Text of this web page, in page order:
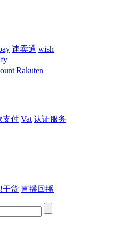
速卖通 wish
Rakuten
支付 Vat 认证服务
干货 直播回播